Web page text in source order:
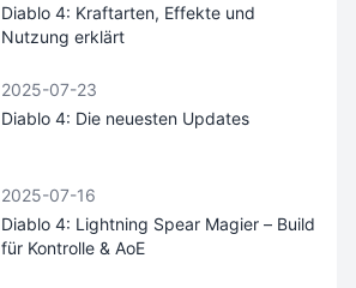
Diablo 4: Kraftarten, Effekte und
Nutzung erklärt
2025-07-23
Diablo 4: Die neuesten Updates
2025-07-16
Diablo 4: Lightning Spear Magier – Build
für Kontrolle & AoE